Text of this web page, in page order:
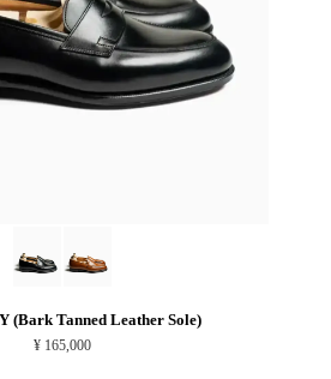
(Bark Tanned Leather Sole)
¥ 165,000